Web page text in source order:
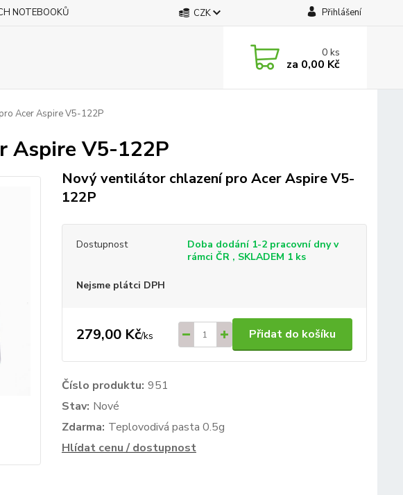
NOTEBOOKŮ CZK Přihlášení
0ks
za 0,00 Kč
Acer Aspire V5-122P
Aspire V5-122P
Nový ventilátor chlazení pro Acer Aspire V5-
122P
Dostupnost
Doba dodání 1-2 pracovní dny v
rámci ČR , SKLADEM 1 ks
Nejsme plátci DPH
279,00 Kč/ks Přidat do košíku
Číslo produktu: 951
Stav: Nové
Zdarma: Teplovodivá pasta 0.5g
Hlídat cenu / dostupnost